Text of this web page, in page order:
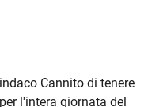
Cannito di tenere
l'intera giornata del